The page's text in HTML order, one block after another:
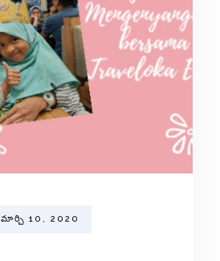
మార్చి 10, 2020